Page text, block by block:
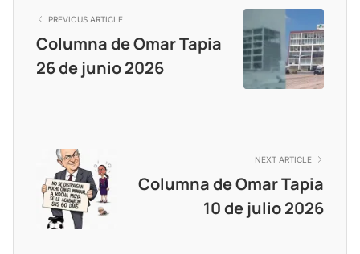
PREVIOUS ARTICLE
Columna de Omar Tapia
26 de junio 2026
NEXT ARTICLE
Columna de Omar Tapia
10 de julio 2026